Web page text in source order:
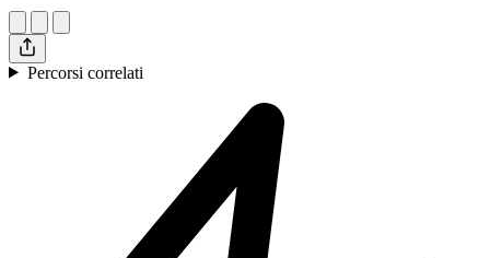
Percorsi correlati